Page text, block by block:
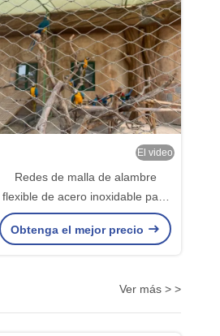
El video
Redes de malla de alambre
flexible de acero inoxidable para
aviarios de aves
Obtenga el mejor precio
Ver más > >